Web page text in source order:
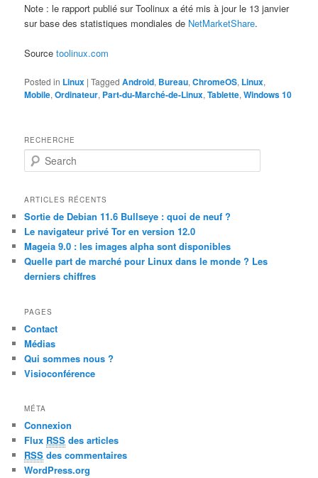
Note : le rapport publié sur Toolinux a été mis à jour le 13 janvier
sur base des statistiques mondiales de NetMarketShare.
Sourcetoolinux.com
Posted in Linux |Tagged Android, Bureau,ChromeOS, Linux,
Mobile,Ordinateur, Part-du-Marché-de-Linux,Tablette,Windows 10
RECHERCHE
e
r
h
ARTICLES RÉCENTS
Sortie de Debian 11.6 Bullseye : quoi de neuf ?
Le navigateur privé Tor en version 12.0
Mageia 9.0 : les images alpha sont disponibles
Quelle part de marché pour Linux dans le monde ? Les
derniers chiffres
PAGES
Contact
Médias
Qui sommes nous ?
Visioconférence
MÉTA
Connexion
Flux RSS des articles
RSS des commentaires
WordPress.org